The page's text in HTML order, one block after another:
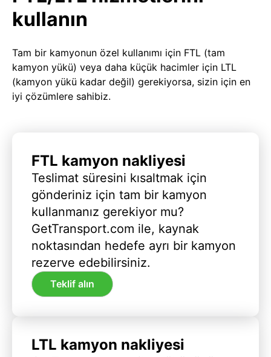
kullanın
Tam bir kamyonun özel kullanımı için FTL (tam
kamyon yükü) veya daha küçük hacimler için LTL
(kamyon yükü kadar değil) gerekiyorsa, sizin için en
iyi çözümlere sahibiz.
FTL kamyon nakliyesi
Teslimat süresini kısaltmak için
gönderiniz için tam bir kamyon
kullanmanız gerekiyor mu?
GetTransport.com ile, kaynak
noktasından hedefe ayrı bir kamyon
rezerve edebilirsiniz.
Teklif alın
LTL kamyon nakliyesi